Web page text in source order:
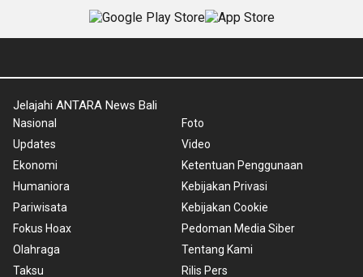
Jelajahi ANTARA News Bali
Nasional
Updates
Ekonomi
Humaniora
Pariwisata
Fokus Hoax
Olahraga
Taksu
Foto
Video
Ketentuan Penggunaan
Kebijakan Privasi
Kebijakan Cookie
Pedoman Media Siber
Tentang Kami
Rilis Pers